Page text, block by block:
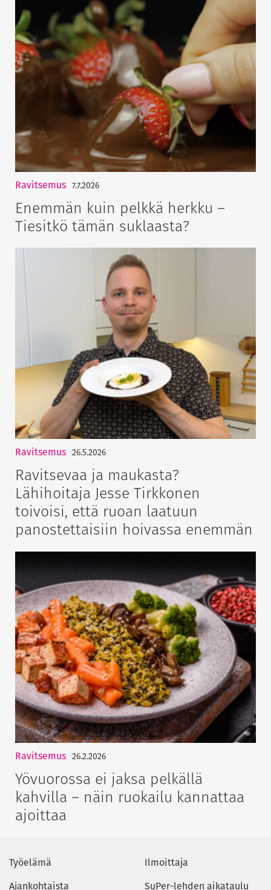
Ravitsemus 7.7.2026
Enemmän kuin pelkkä herkku –
Tiesitkö tämän suklaasta?
Ravitsemus 26.5.2026
Ravitsevaa ja maukasta?
Lähihoitaja Jesse Tirkkonen
toivoisi, että ruoan laatuun
panostettaisiin hoivassa enemmän
Ravitsemus 26.2.2026
Yövuorossa ei jaksa pelkällä
kahvilla – näin ruokailu kannattaa
ajoittaa
Työelämä
Ajankohtaista
Ilmoittaja
SuPer-lehden aikataulu